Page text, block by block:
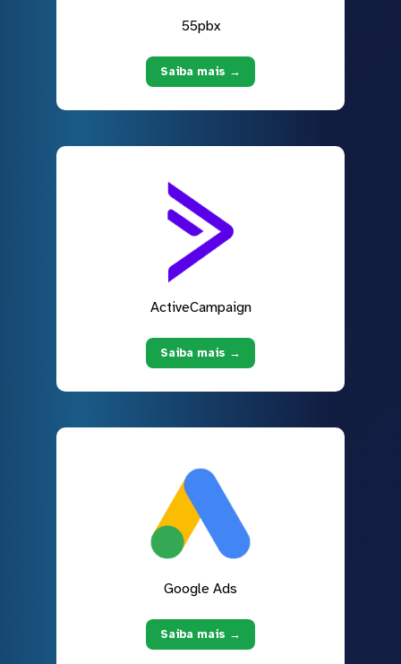
55pbx
Saiba mais →
ActiveCampaign
Saiba mais →
Google Ads
Saiba mais →